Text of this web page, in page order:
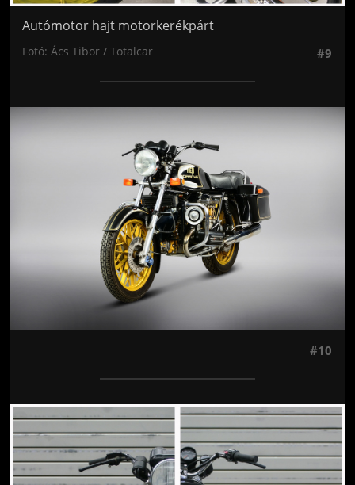
Autómotor hajt motorkerékpárt
Fotó: Ács Tibor / Totalcar #9
Jön még kép!
#10
Jön még kép!